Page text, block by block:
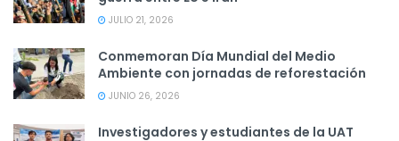
JULIO 21, 2026
Conmemoran Día Mundial del Medio
Ambiente con jornadas de reforestación
JUNIO 26, 2026
Investigadores y estudiantes de la UAT